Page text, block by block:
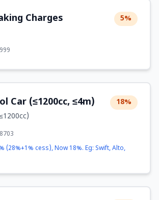
Charges 5%
Car (≤1200cc, ≤4m) 18%
(28%+1% cess), Now 18%. Eg: Swift, Alto,